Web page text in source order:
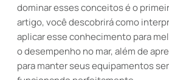
dominar esses conceitos é o
artigo, você descobrirá como
aplicar esse conhecimento para
o desempenho no mar, além de
para manter seus equipamentos